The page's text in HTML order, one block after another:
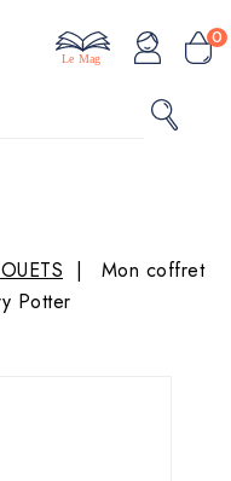
0
Le Mag
Mon coffret
Potter